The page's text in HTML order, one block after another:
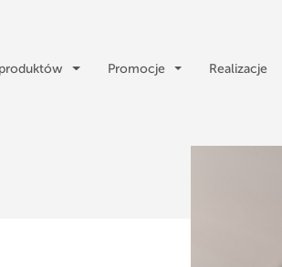
Promocje Realizacje